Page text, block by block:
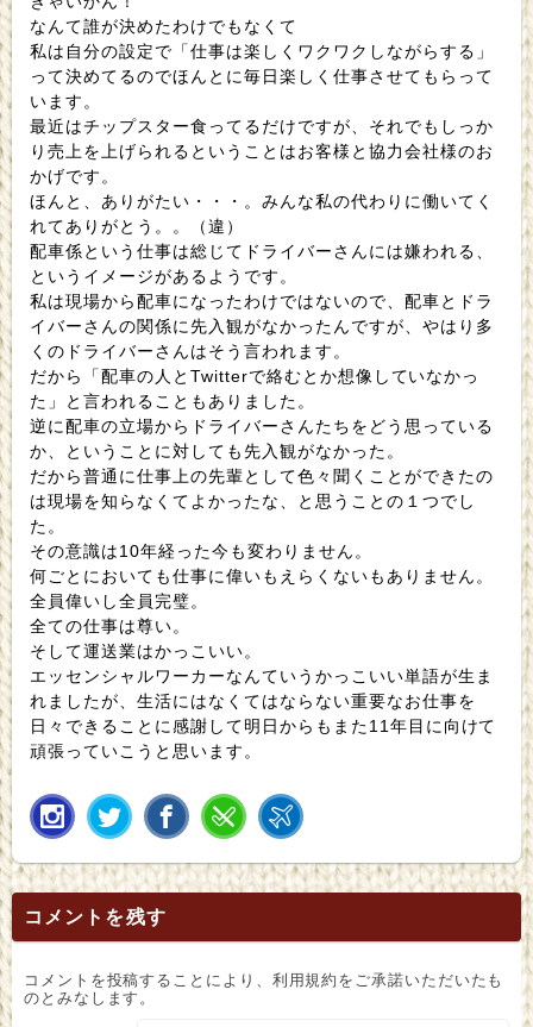
なんて誰が決めたわけでもなくて
私は自分の設定で「仕事は楽しくワクワクしながらする」
って決めてるのでほんとに毎日楽しく仕事させてもらって
います。
最近はチップスター食ってるだけですが、それでもしっか
り売上を上げられるということはお客様と協力会社様のお
かげです。
ほんと、ありがたい・・・。みんな私の代わりに働いてく
れてありがとう。。（違）
配車係という仕事は総じてドライバーさんには嫌われる、
というイメージがあるようです。
私は現場から配車になったわけではないので、配車とドラ
イバーさんの関係に先入観がなかったんですが、やはり多
くのドライバーさんはそう言われます。
だから「配車の人とTwitterで絡むとか想像していなかっ
た」と言われることもありました。
逆に配車の立場からドライバーさんたちをどう思っている
か、ということに対しても先入観がなかった。
だから普通に仕事上の先輩として色々聞くことができたの
は現場を知らなくてよかったな、と思うことの１つでし
た。
その意識は10年経った今も変わりません。
何ごとにおいても仕事に偉いもえらくないもありません。
全員偉いし全員完璧。
全ての仕事は尊い。
そして運送業はかっこいい。
エッセンシャルワーカーなんていうかっこいい単語が生ま
れましたが、生活にはなくてはならない重要なお仕事を
日々できることに感謝して明日からもまた11年目に向けて
頑張っていこうと思います。
コメントを残す
コメントを投稿することにより、利用規約をご承諾いただいたも
のとみなします。